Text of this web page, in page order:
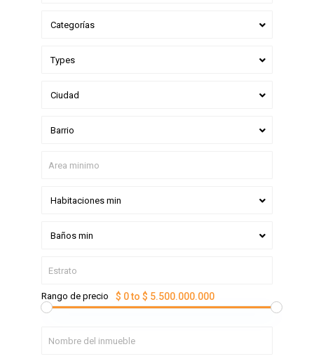
Categorías
Types
Ciudad
Barrio
Habitaciones min
Baños min
Rango de precio $ 0 to $ 5.500.000.000